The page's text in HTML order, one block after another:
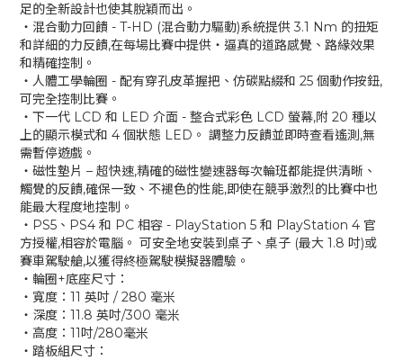
足的全新設計也使其脫穎而出。
‧混合動力回饋 - T-HD (混合動力驅動)系統提供 3.1 Nm 的扭矩
和詳細的力反饋,在每場比賽中提供‧逼真的道路感覺、路緣效果
和精確控制。
‧人體工學輪圈 - 配有穿孔皮革握把、仿碳點綴和 25 個動作按鈕,
可完全控制比賽。
‧下一代 LCD 和 LED 介面 - 整合式彩色 LCD 螢幕,附 20 種以
上的顯示模式和 4 個狀態 LED。 調整力反饋並即時查看遙測,無
需暫停遊戲。 ​
‧磁性墊片 – 超快速,精確的磁性變速器每次輪班都能提供清晰、
觸覺的反饋,確保一致、不褪色的性能,即使在競爭激烈的比賽中也
能最大程度地控制。
‧PS5、PS4 和 PC 相容 - PlayStation 5 和 PlayStation 4 官
方授權,相容於電腦。 可安全地安裝到桌子、桌子 (最大 1.8 吋)或
賽車駕駛艙,以獲得終極駕駛模擬器體驗。
‧輪圈+底座尺寸：
‧寬度：11 英吋 / 280 毫米
‧深度：11.8 英吋/300 毫米
‧高度：11吋/280毫米
‧踏板組尺寸：